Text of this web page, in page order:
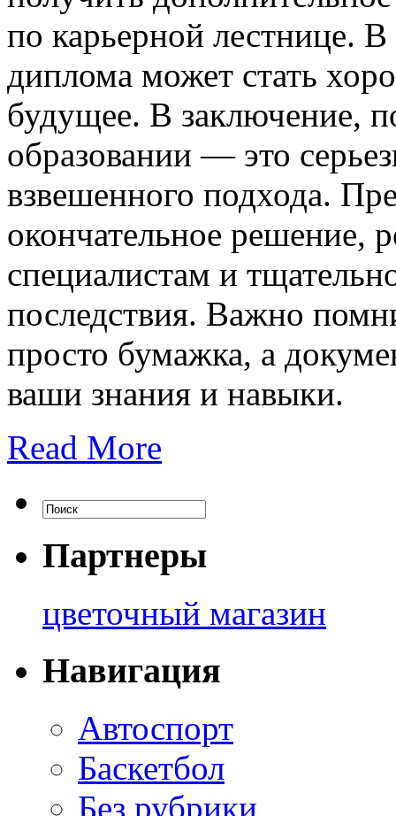
по карьерной лестнице.
диплома может стать
будущее. В заключение,
образовании — это
взвешенного подхода.
окончательное решение,
специалистам и
последствия. Важно
просто бумажка, а
ваши знания и навыки.
Read More
Партнеры
цветочный магазин
Навигация
Автоспорт
Баскетбол
Без рубрики